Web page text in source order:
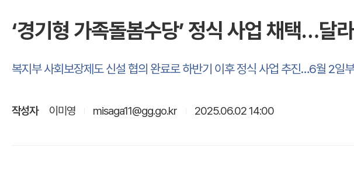
‘경기형 가족돌봄수당’ 정식 사업 채택…달
복지부 사회보장제도 신설 협의 완료로 하반기 이후 정식 사업 추진…6월 2일
작성자 이미영 misaga11@gg.go.kr 2025.06.02 14:00